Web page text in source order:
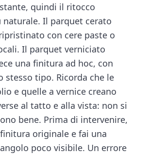
quindi il ritocco
Il parquet cerato
con cere paste o
Il parquet verniciato
una finitura ad hoc, con
stesso tipo. Ricorda che le
e quelle a vernice creano
al tatto e alla vista: non si
bene. Prima di intervenire,
originale e fai una
poco visibile. Un errore